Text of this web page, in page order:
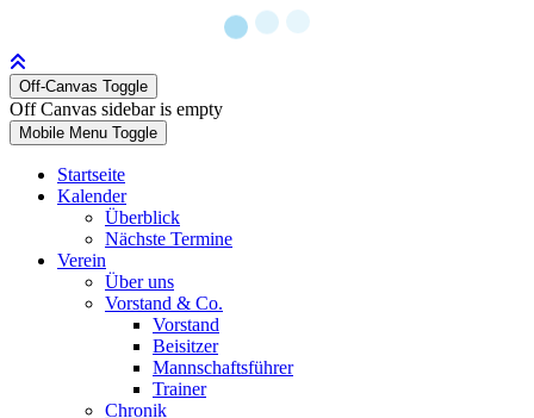
Off-Canvas Toggle
Off Canvas sidebar is empty
Mobile Menu Toggle
Startseite
Kalender
Überblick
Nächste Termine
Verein
Über uns
Vorstand & Co.
Vorstand
Beisitzer
Mannschaftsführer
Trainer
Chronik